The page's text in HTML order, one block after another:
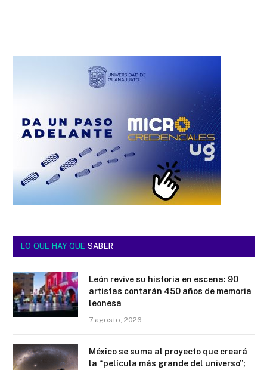
LO QUE HAY QUE SABER
León revive su historia en escena: 90
artistas contarán 450 años de memoria
leonesa
7 agosto, 2026
México se suma al proyecto que creará
la “película más grande del universo”;